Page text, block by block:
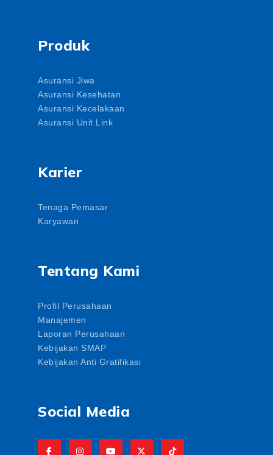
Produk
Asuransi Jiwa
Asuransi Kesehatan
Asuransi Kecelakaan
Asuransi Unit Link
Karier
Tenaga Pemasar
Karyawan
Tentang Kami
Profil Perusahaan
Manajemen
Laporan Perusahaan
Kebijakan SMAP
Kebijakan Anti Gratifikasi
Social Media